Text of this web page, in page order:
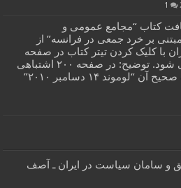
1
کتاب “مجامع عمومی و
بر خرد جمعی در فرانسه” از
با کلیک کردن تیتر کتاب در صفحه
ای که باز می شود. توضیح: در صفحه ۲۰۰ اشتباهی
در رفرانس ۳۴ موجود است که صحیح آن “لوموند ۱۴ دسامبر ۲۰۱۰”
و سامان سیاست در ایران ـ آصف